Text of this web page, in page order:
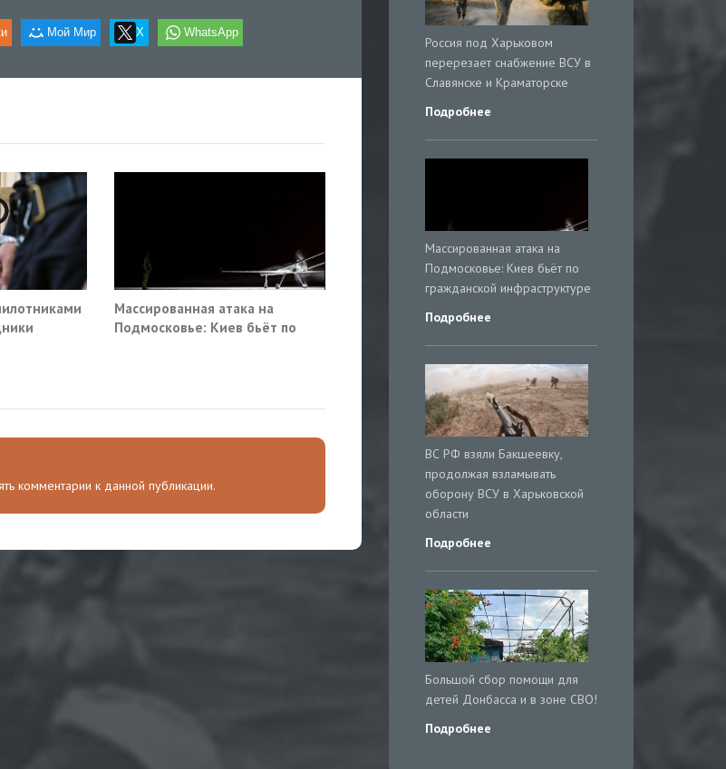
Мой Мир X WhatsApp
Массированная атака на
Подмосковье: Киев бьёт по
комментарии к данной публикации.
Россия под Харьковом
перерезает снабжение ВСУ в
Славянске и Краматорске
Подробнее
Массированная атака на
Подмосковье: Киев бьёт по
гражданской инфраструктуре
Подробнее
ВС РФ взяли Бакшеевку,
продолжая взламывать
оборону ВСУ в Харьковской
области
Подробнее
Большой сбор помощи для
детей Донбасса и в зоне СВО!
Подробнее